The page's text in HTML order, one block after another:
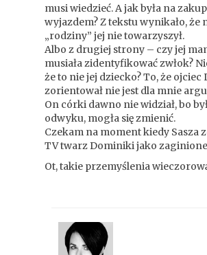
musi wiedzieć. A jak była na
wyjazdem? Z tekstu wynikało, że
„rodziny” jej nie towarzyszył.
Albo z drugiej strony – czy jej
musiała zidentyfikować zwłok?
że to nie jej dziecko? To, że ojciec
zorientował nie jest dla mnie
On córki dawno nie widział, bo
odwyku, mogła się zmienić.
Czekam na moment kiedy Sasza
TV twarz Dominiki jako
Ot, takie przemyślenia